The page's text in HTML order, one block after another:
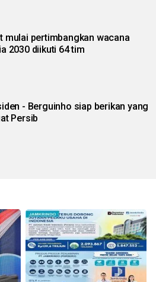
mulai pertimbangkan wacana
2030 diikuti 64 tim
- Berguinho siap berikan yang
Persib